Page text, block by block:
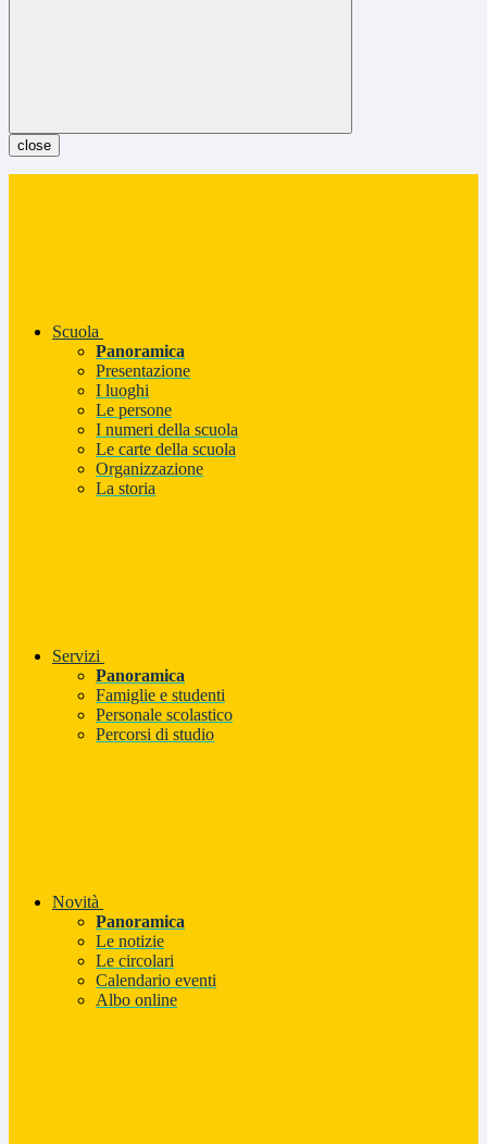
close
Scuola
Panoramica
Presentazione
I luoghi
Le persone
I numeri della scuola
Le carte della scuola
Organizzazione
La storia
Servizi
Panoramica
Famiglie e studenti
Personale scolastico
Percorsi di studio
Novità
Panoramica
Le notizie
Le circolari
Calendario eventi
Albo online